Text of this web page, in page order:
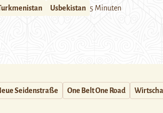
Usbekistan 5 Minuten
Seidenstraße One Belt One Road